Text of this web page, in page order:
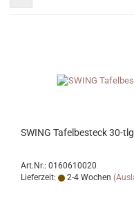
SWING Tafelbesteck 30-
Art.Nr.: 0160610020
Lieferzeit:
2-4 Wochen